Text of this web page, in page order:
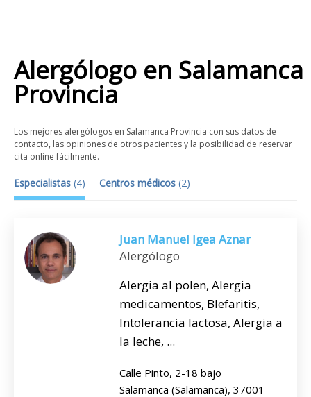
Alergólogo en Salamanca
Provincia
Los mejores alergólogos en Salamanca Provincia con sus datos de
contacto, las opiniones de otros pacientes y la posibilidad de reservar
cita online fácilmente.
Especialistas (4) Centros médicos (2)
Juan Manuel Igea Aznar
Alergólogo
Alergia al polen, Alergia
medicamentos, Blefaritis,
Intolerancia lactosa, Alergia a
la leche, ...
Calle Pinto, 2-18 bajo
Salamanca (Salamanca), 37001